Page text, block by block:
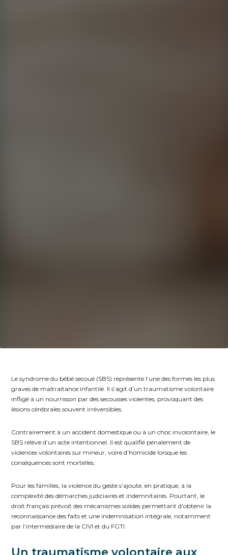
Le syndrome du bébé secoué (SBS) représente l’une des formes les plus
graves de maltraitance infantile. Il s’agit d’un traumatisme volontaire
infligé à un nourrisson par des secousses violentes, provoquant des
lésions cérébrales souvent irréversibles.
Contrairement à un accident domestique ou à un choc involontaire, le
SBS relève d’un acte intentionnel. Il est qualifié pénalement de
violences volontaires sur mineur, voire d’homicide lorsque les
conséquences sont mortelles.
Pour les familles, la violence du geste s’ajoute, en pratique, à la
complexité des démarches judiciaires et indemnitaires. Pourtant, le
droit français prévoit des mécanismes solides permettant d’obtenir la
reconnaissance des faits et une indemnisation intégrale, notamment
par l’intermédiaire de la CIVI et du FGTI.
Un traumatisme volontaire aux